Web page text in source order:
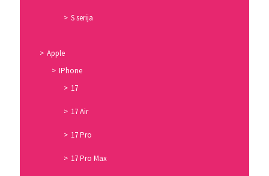
S serija
Apple
IPhone
17
17 Air
17 Pro
17 Pro Max